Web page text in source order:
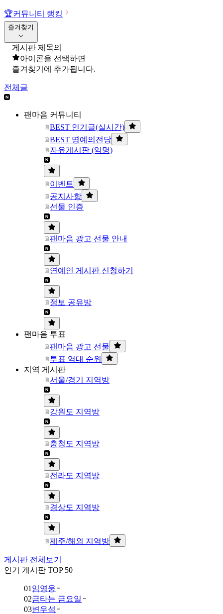
🏆커뮤니티 랭킹
즐겨찾기
게시판 제목의
아이콘을 선택하면
즐겨찾기에 추가됩니다.
전체글
팬마음 커뮤니티
BEST 인기글(실시간)
BEST 명예의전당
자유게시판 (익명)
이벤트
공지사항
선물 인증
팬마음 광고 선물 안내
연예인 게시판 신청하기
정보 공유방
팬마음 투표
팬마음 광고 선물
투표 역대 순위
지역 게시판
서울/경기 지역방
강원도 지역방
충청도 지역방
전라도 지역방
경상도 지역방
제주/해외 지역방
게시판 전체보기
인기 게시판 TOP 50
01 임영웅
02금타는 금요일
03변우석